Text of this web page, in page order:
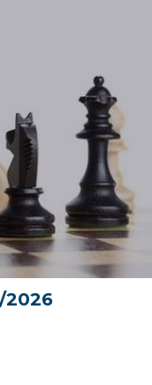
2026